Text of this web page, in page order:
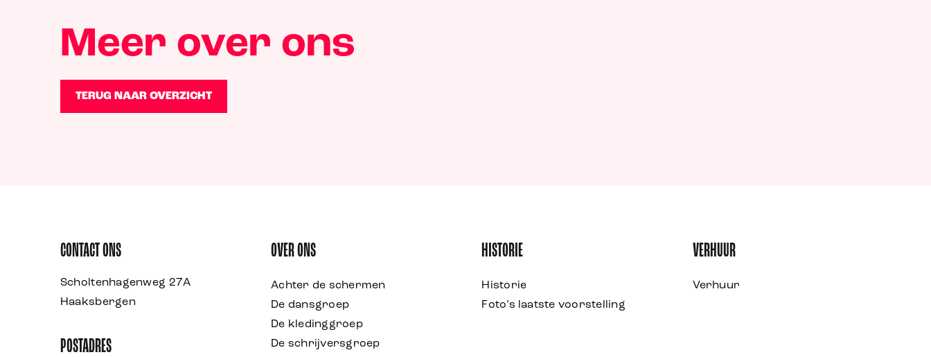
Meer over ons
TERUG NAAR OVERZICHT
CONTACT ONS
Scholtenhagenweg 27A
Haaksbergen
POSTADRES
OVER ONS
Achter de schermen
De dansgroep
De kledinggroep
De schrijversgroep
HISTORIE
Historie
Foto’s laatste voorstelling
VERHUUR
Verhuur